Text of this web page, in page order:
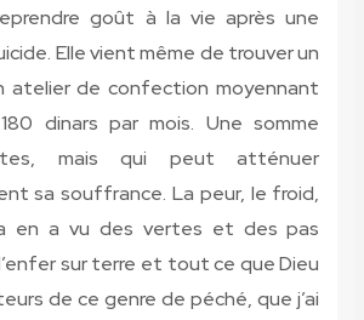
goût à la vie après une
Elle vient même de trouver un
atelier de confection moyennant
dinars par mois. Une somme
mais qui peut atténuer
sa souffrance. La peur, le froid,
en a vu des vertes et des pas
l’enfer sur terre et tout ce que Dieu
de ce genre de péché, que j’ai